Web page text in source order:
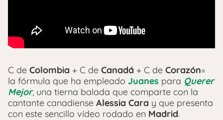
C de Colombia + C de Canadá + C de Corazón=
la fórmula que ha empleado Juanes para Querer
Mejor, una tierna balada que comparte con la
cantante canadiense Alessia Cara y que presenta
con este sencillo vídeo rodado en Madrid.